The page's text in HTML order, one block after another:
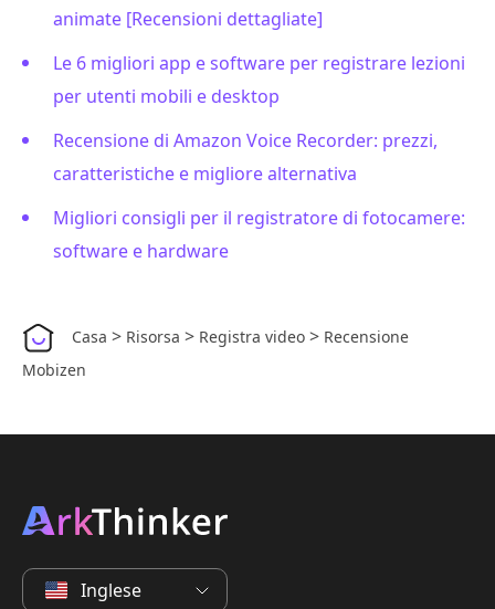
animate [Recensioni dettagliate]
Le 6 migliori app e software per registrare lezioni
per utenti mobili e desktop
Recensione di Amazon Voice Recorder: prezzi,
caratteristiche e migliore alternativa
Migliori consigli per il registratore di fotocamere:
software e hardware
Casa > Risorsa > Registra video > Recensione
Mobizen
Inglese